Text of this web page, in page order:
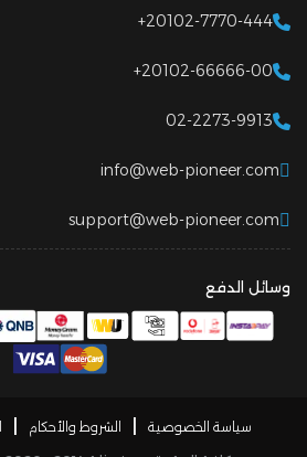
+20102-7770-444
+20102-66666-00
02-2273-9913
info@web-pioneer.com
support@web-pioneer.com
وسائل الدفع
سياسة الخصوصية الشروط والأحكام